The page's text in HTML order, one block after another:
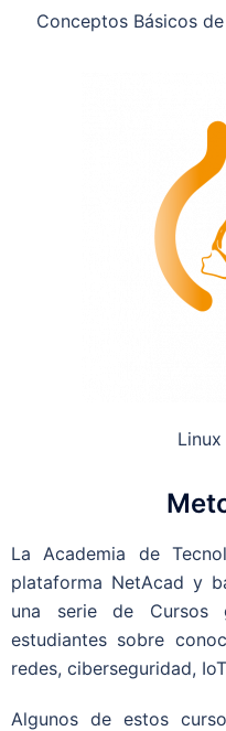
Conceptos Básicos
La Academia de
plataforma NetAcad y
una serie de Cursos
estudiantes sobre
redes, ciberseguridad,
Algunos de estos